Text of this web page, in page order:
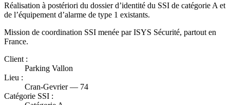
Réalisation à postériori du dossier d’identité du SSI de catégorie A et
de l’équipement d’alarme de type 1 existants.
Mission de coordination SSI menée par ISYS Sécurité, partout en
France.
Client :
Parking Vallon
Lieu :
Cran-Gevrier — 74
Catégorie SSI :